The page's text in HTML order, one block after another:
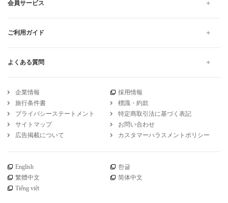
会員サービス
ご利用ガイド
よくある質問
企業情報
採用情報
旅行条件書
標識・約款
プライバシーステートメント
特定商取引法に基づく表記
サイトマップ
お問い合わせ
広告掲載について
カスタマーハラスメントポリシー
English
한글
繁體中文
简体中文
Tiếng việt